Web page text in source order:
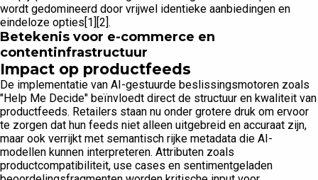
wordt gedomineerd door vrijwel identieke aanbiedingen en
eindeloze opties[1][2].
Betekenis voor e-commerce en
contentinfrastructuur
Impact op productfeeds
De implementatie van AI-gestuurde beslissingsmotoren zoals
"Help Me Decide" beïnvloedt direct de structuur en kwaliteit van
productfeeds. Retailers staan nu onder grotere druk om ervoor
te zorgen dat hun feeds niet alleen uitgebreid en accuraat zijn,
maar ook verrijkt met semantisch rijke metadata die AI-
modellen kunnen interpreteren. Attributen zoals
productcompatibiliteit, use cases en sentimentgeladen